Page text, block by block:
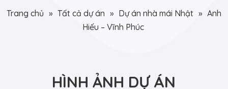
Trang chủ » Tất cả dự án » Dự án nhà mái Nhật » Anh
Hiếu – Vĩnh Phúc
HÌNH ẢNH DỰ ÁN